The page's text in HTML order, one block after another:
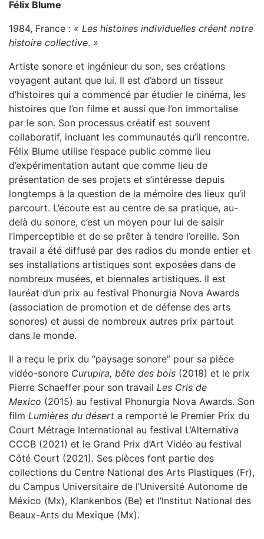
Félix Blume
1984, France : « Les histoires individuelles créent notre
histoire collective. »
Artiste sonore et ingénieur du son, ses créations
voyagent autant que lui. Il est d’abord un tisseur
d’histoires qui a commencé par étudier le cinéma, les
histoires que l’on filme et aussi que l’on immortalise
par le son. Son processus créatif est souvent
collaboratif, incluant les communautés qu’il rencontre.
Félix Blume utilise l’espace public comme lieu
d’expérimentation autant que comme lieu de
présentation de ses projets et s’intéresse depuis
longtemps à la question de la mémoire des lieux qu’il
parcourt. L’écoute est au centre de sa pratique, au-
delà du sonore, c’est un moyen pour lui de saisir
l’imperceptible et de se prêter à tendre l’oreille. Son
travail a été diffusé par des radios du monde entier et
ses installations artistiques sont exposées dans de
nombreux musées, et biennales artistiques. Il est
lauréat d’un prix au festival Phonurgia Nova Awards
(association de promotion et de défense des arts
sonores) et aussi de nombreux autres prix partout
dans le monde.
Il a reçu le prix du “paysage sonore” pour sa pièce
vidéo-sonore Curupira, bête des bois (2018) et le prix
Pierre Schaeffer pour son travail Les Cris de
Mexico (2015) au festival Phonurgia Nova Awards. Son
film Lumières du désert a remporté le Premier Prix du
Court Métrage International au festival L’Alternativa
CCCB (2021) et le Grand Prix d’Art Vidéo au festival
Côté Court (2021). Ses pièces font partie des
collections du Centre National des Arts Plastiques (Fr),
du Campus Universitaire de l’Université Autonome de
México (Mx), Klankenbos (Be) et l’Institut National des
Beaux-Arts du Mexique (Mx).